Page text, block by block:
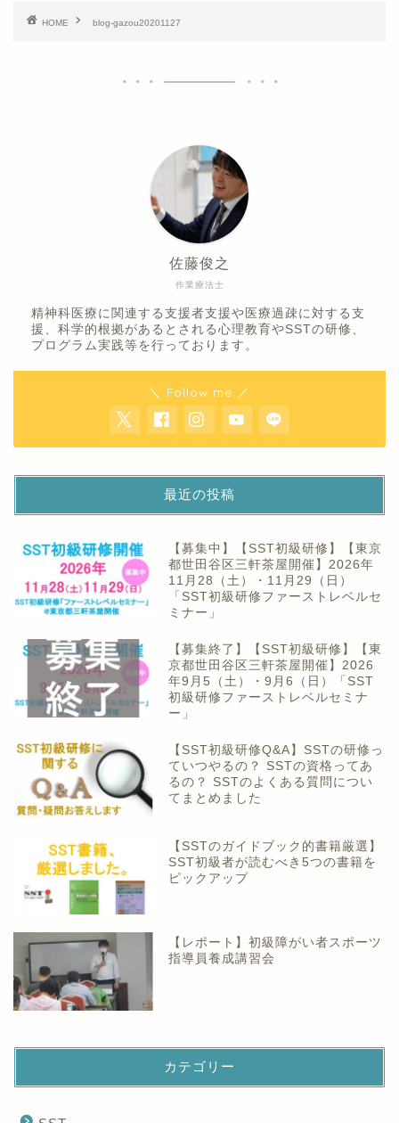
HOME blog-gazou20201127
作業療法士
佐藤俊之
精神科医療に関連する支援者支援や医療過疎に対する支
援、科学的根拠があるとされる心理教育やSSTの研修、
プログラム実践等を行っております。
＼ Follow me ／
最近の投稿
【募集中】【SST初級研修】【東京
都世田谷区三軒茶屋開催】2026年
11月28（土）・11月29（日）
「SST初級研修ファーストレベルセ
ミナー」
【募集終了】【SST初級研修】【東
京都世田谷区三軒茶屋開催】2026
年9月5（土）・9月6（日）「SST
初級研修ファーストレベルセミナ
ー」
【SST初級研修Q&A】SSTの研修っ
ていつやるの？ SSTの資格ってあ
るの？ SSTのよくある質問につい
てまとめました
【SSTのガイドブック的書籍厳選】
SST初級者が読むべき5つの書籍を
ピックアップ
【レポート】初級障がい者スポーツ
指導員養成講習会
カテゴリー